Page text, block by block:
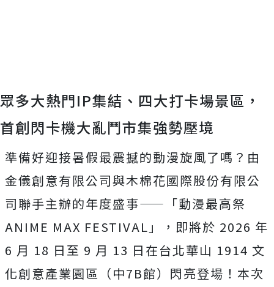
眾多大熱門IP集結、四大打卡場景區，
首創閃卡機大亂鬥市集強勢壓境
準備好迎接暑假最震撼的動漫旋風了嗎？由
金儀創意有限公司與木棉花國際股份有限公
司聯手主辦的年度盛事——「動漫最高祭
ANIME MAX FESTIVAL」，即將於 2026 年
6 月 18 日至 9 月 13 日在台北華山 1914 文
化創意產業園區（中7B館）閃亮登場！本次